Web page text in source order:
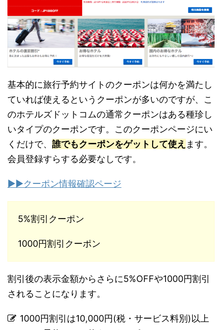
基本的に旅行予約サイトのクーポンは何かを満たし
ていれば使えるというクーポンが多いのですが、こ
のホテルズドットコムの通常クーポンはある種珍し
いタイプのクーポンです。このクーポンページにい
くだけで、 誰でもクーポンをゲットして使え ます。
会員登録すらする必要なしです。
▶︎▶︎クーポン情報確認ページ
5%割引クーポン
1000円割引クーポン
割引後の表示金額からさらに5%OFFや1000円割引
されることになります。
1000円割引は10,000円(税・サービス料別)以上